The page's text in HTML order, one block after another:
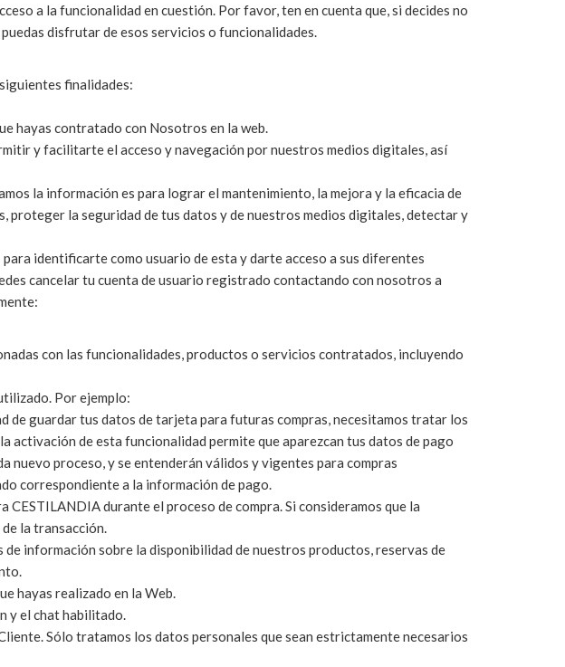
a la funcionalidad en cuestión. Por favor, ten en cuenta que, si decides no
disfrutar de esos servicios o funcionalidades.
finalidades:
hayas contratado con Nosotros en la web.
y facilitarte el acceso y navegación por nuestros medios digitales, así
la información es para lograr el mantenimiento, la mejora y la eficacia de
la seguridad de tus datos y de nuestros medios digitales, detectar y
identificarte como usuario de esta y darte acceso a sus diferentes
cancelar tu cuenta de usuario registrado contactando con nosotros a
con las funcionalidades, productos o servicios contratados, incluyendo
Por ejemplo:
de guardar tus datos de tarjeta para futuras compras, necesitamos tratar los
de esta funcionalidad permite que aparezcan tus datos de pago
proceso, y se entenderán válidos y vigentes para compras
correspondiente a la información de pago.
durante el proceso de compra. Si consideramos que la
la transacción.
información sobre la disponibilidad de nuestros productos, reservas de
hayas realizado en la Web.
y el chat habilitado.
Sólo tratamos los datos personales que sean estrictamente necesarios